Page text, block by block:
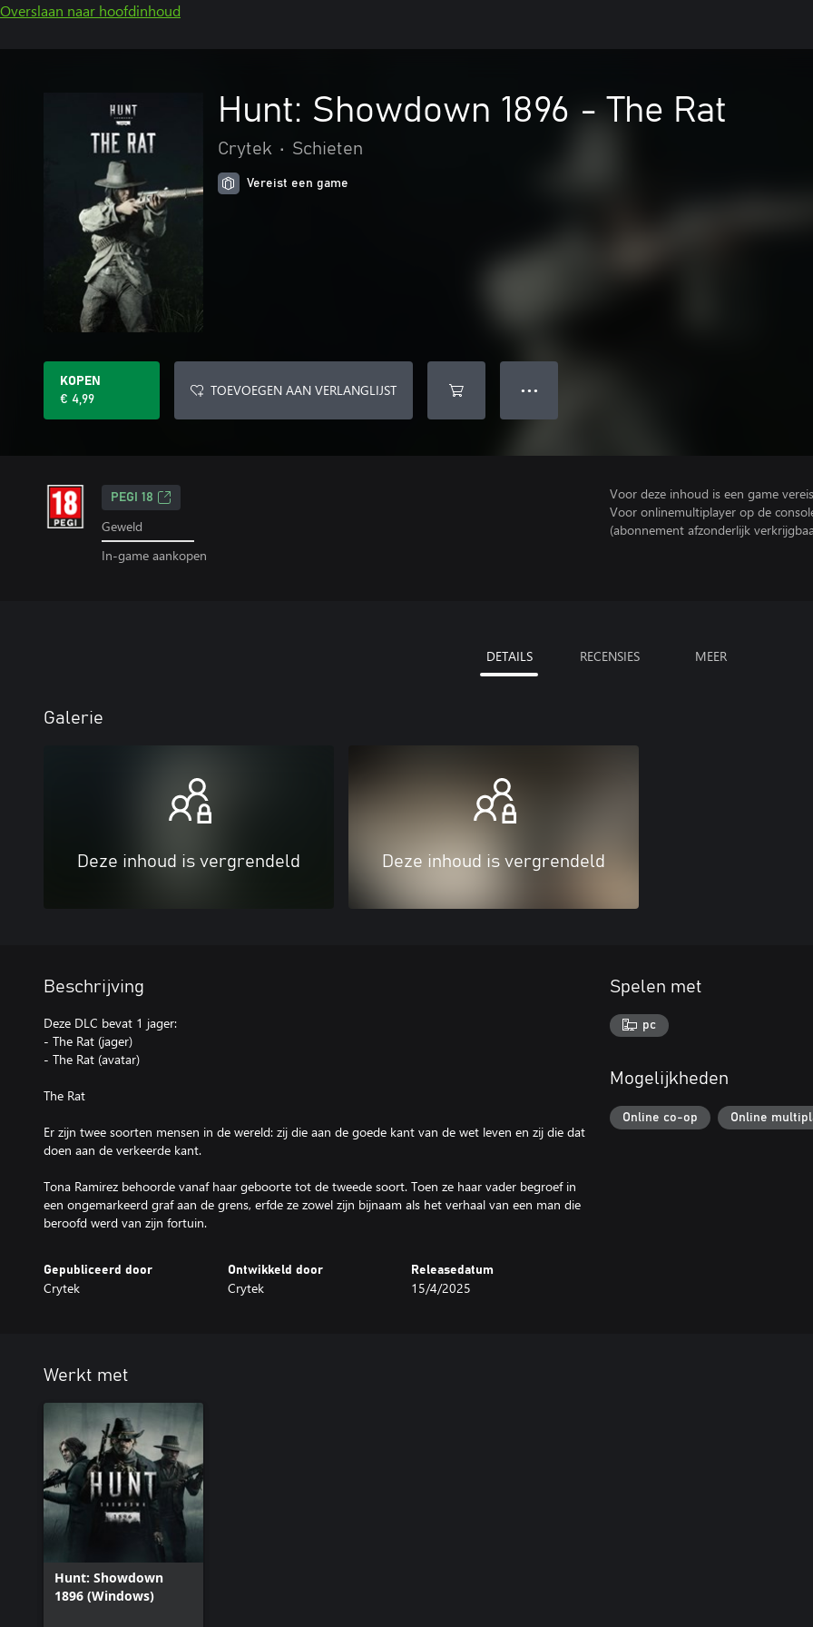
Overslaan naar hoofdinhoud
Hunt: Showdown 1896 - The Rat
Crytek • Schieten
Vereist een game
KOPEN
€ 4,99
TOEVOEGEN AAN VERLANGLIJST ● ● ●
PEGI 18
Geweld
In-game aankopen
Voor deze inhoud is een game
Voor onlinemultiplayer op de
(abonnement afzonderlijk
DETAILS RECENSIES MEER
Galerie
Deze inhoud is vergrendeld Deze inhoud is vergrendeld
Beschrijving
Deze DLC bevat 1 jager:
- The Rat (jager)
- The Rat (avatar)
The Rat
Er zijn twee soorten mensen in de wereld: zij die aan de goede kant van de wet leven en zij die dat
doen aan de verkeerde kant.
Tona Ramirez behoorde vanaf haar geboorte tot de tweede soort. Toen ze haar vader begroef in
een ongemarkeerd graf aan de grens, erfde ze zowel zijn bijnaam als het verhaal van een man die
beroofd werd van zijn fortuin.
Gepubliceerd door
Crytek
Ontwikkeld door
Crytek
Releasedatum
15/4/2025
Spelen met
pc
Mogelijkheden
Online co-op Online
Werkt met
Hunt: Showdown
1896 (Windows)